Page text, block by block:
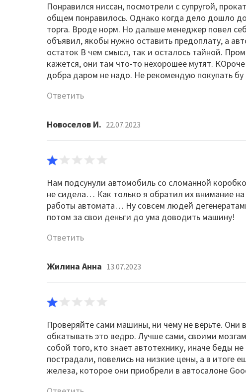
Понравился ниссан, посмотрели с супругой,
общем понравилось. Однако когда дело дошло
торга. Вроде норм. Но дальше менеджер повел
объявил, якобы нужно оставить предоплату, а
остаток В чем смысл, так и осталось тайной.
кажется, они там что-то нехорошее мутят.
добра даром не надо. Не рекомендую покупать
Ответить
Новоселов И. 22.07.2023
Нам подсунули автомобиль со сломанной
не сидела… Как только я обратил их внимание
работы автомата… Ну совсем людей
потом за свои деньги до ума доводить машину!
Ответить
Жилина Анна 13.07.2023
Проверяйте сами машины, ни чему не верьте.
обкатывать это ведро. Лучше сами, своими
собой того, кто знает автотехнику, иначе беды
пострадали, повелись на низкие цены, а в итоге
железа, которое они приобрели в автосалоне